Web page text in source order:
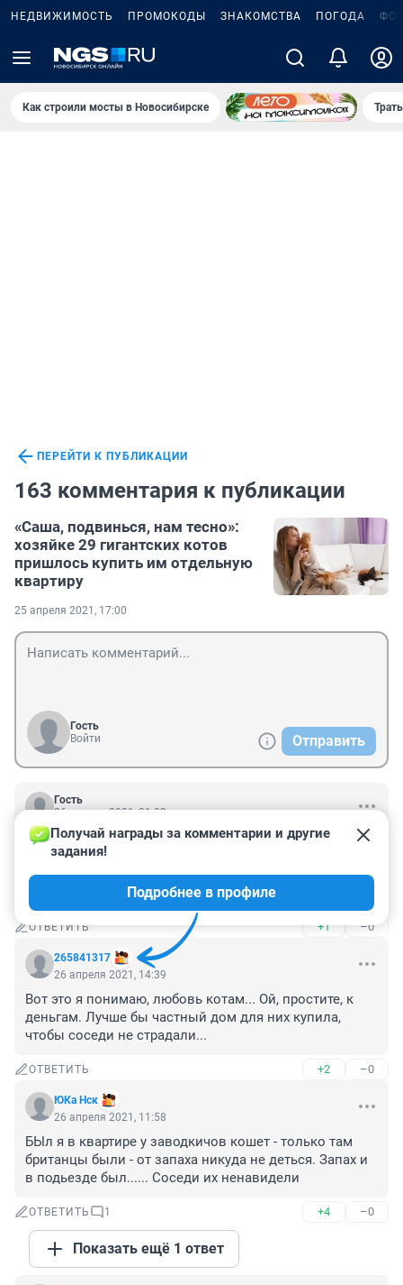
НЕДВИЖИМОСТЬ ПРОМОКОДЫ ЗНАКОМСТВА ПОГОДА
Как строили мосты в Новосибирске
ПЕРЕЙТИ К ПУБЛИКАЦИИ
163 комментария к публикации
«Саша, подвинься, нам тесно»:
хозяйке 29 гигантских котов
пришлось купить им отдельную
квартиру
25 апреля 2021, 17:00
Гость
Войти
Отправить
Гость
26 апреля 2021, 21:02
Что-то я Вас, Александра, не видела в топе
заводчиков Красноярска и Сибири в целом, и на
выставках не запомнились. Терперть не могу
проплаченые истории.
ОТВЕТИТЬ +1 –0
265841317
Получай награды за комментарии и другие
задания!
Подробнее в профиле
26 апреля 2021, 14:39
Вот это я понимаю, любовь котам... Ой, простите, к
деньгам. Лучше бы частный дом для них купила,
чтобы соседи не страдали...
ОТВЕТИТЬ +2 –0
ЮКа Нск
26 апреля 2021, 11:58
БЫл я в квартире у заводкичов кошет - только там
британцы были - от запаха никуда не деться. Запах и
в подьезде был...... Соседи их ненавидели
ОТВЕТИТЬ 1 +4 –0
Показать ещё 1 ответ